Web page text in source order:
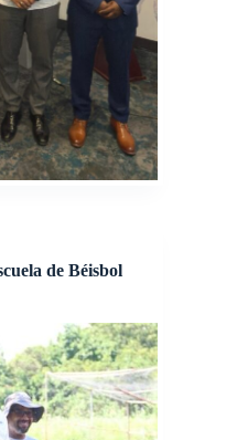
de Béisbol